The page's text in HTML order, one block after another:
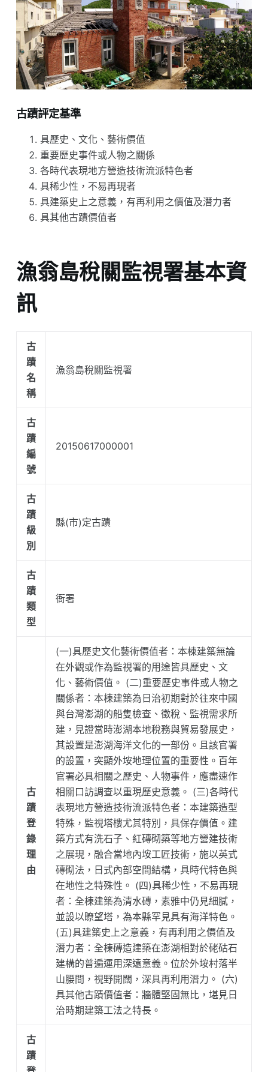
古蹟評定基準
具歷史、文化、藝術價值
重要歷史事件或人物之關係
各時代表現地方營造技術流派特色者
具稀少性，不易再現者
具建築史上之意義，有再利用之價值及潛力者
具其他古蹟價值者
漁翁島稅關監視署基本資
訊
古
蹟
名
稱
漁翁島稅關監視署
古
蹟
編
號
20150617000001
古
蹟
級
別
縣(市)定古蹟
古
蹟
類
型
衙署
古
蹟
登
錄
理
由
(一)具歷史文化藝術價值者：本棟建築無論
在外觀或作為監視署的用途皆具歷史、文
化、藝術價值。 (二)重要歷史事件或人物之
關係者：本棟建築為日治初期對於往來中國
與台灣澎湖的船隻檢查、徵稅、監視需求所
建，見證當時澎湖本地稅務與貿易發展史，
其設置是澎湖海洋文化的一部份。且該官署
的設置，突顯外垵地理位置的重要性。百年
官署必具相關之歷史、人物事件，應盡速作
相關口訪調查以重現歷史意義。 (三)各時代
表現地方營造技術流派特色者：本建築造型
特殊，監視塔樓尤其特別，具保存價值。建
築方式有洗石子、紅磚砌築等地方營建技術
之展現，融合當地內垵工匠技術，施以英式
磚砌法，日式內部空間結構，具時代特色與
在地性之特殊性。 (四)具稀少性，不易再現
者：全棟建築為清水磚，素雅中仍見細膩，
並設以瞭望塔，為本縣罕見具有海洋特色。
(五)具建築史上之意義，有再利用之價值及
潛力者：全棟磚造建築在澎湖相對於硓𥑮石
建構的普遍運用深遠意義。位於外垵村落半
山腰間，視野開闊，深具再利用潛力。 (六)
具其他古蹟價值者：牆體堅固無比，堪見日
治時期建築工法之特長。
古
蹟